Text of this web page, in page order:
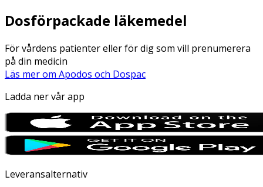
Dosförpackade läkemedel
För vårdens patienter eller för dig som vill prenumerera
på din medicin
Läs mer om Apodos och Dospac
Ladda ner vår app
Leveransalternativ